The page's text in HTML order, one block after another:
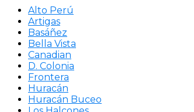
Alto Perú
Artigas
Basáñez
Bella Vista
Canadian
D. Colonia
Frontera
Huracán
Huracán Buceo